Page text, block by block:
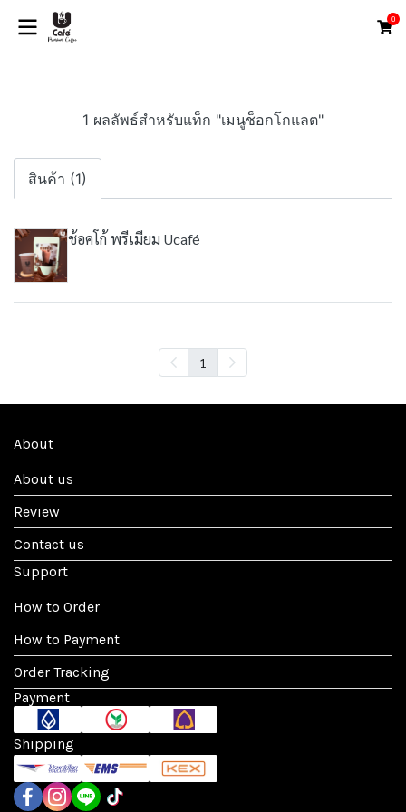
0
1 ผลลัพธ์สำหรับแท็ก "เมนูช็อกโกแลต"
สินค้า (1)
ช้อคโก้ พรีเมียม Ucafé
1
About
About us
Review
Contact us
Support
How to Order
How to Payment
Order Tracking
Payment
Shipping